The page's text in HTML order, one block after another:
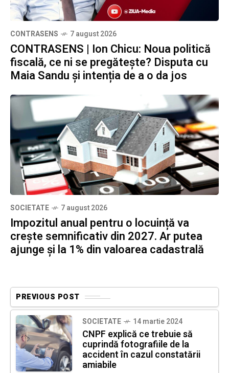
CONTRASENS 7 august 2026
CONTRASENS | Ion Chicu: Noua politică
fiscală, ce ni se pregătește? Disputa cu
Maia Sandu și intenția de a o da jos
SOCIETATE 7 august 2026
Impozitul anual pentru o locuință va
crește semnificativ din 2027. Ar putea
ajunge și la 1% din valoarea cadastrală
PREVIOUS POST
SOCIETATE 14 martie 2024
CNPF explică ce trebuie să
cuprindă fotografiile de la
accident în cazul constatării
amiabile